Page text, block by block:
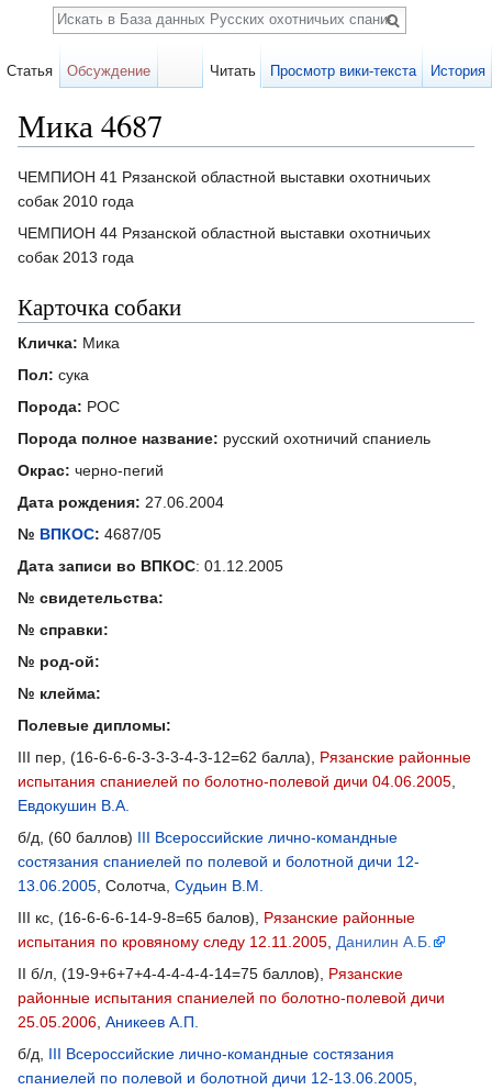
Мика 4687
ЧЕМПИОН 41 Рязанской областной выставки охотничьих
собак 2010 года
ЧЕМПИОН 44 Рязанской областной выставки охотничьих
собак 2013 года
Карточка собаки
Кличка: Мика
Пол: сука
Порода: РОС
Порода полное название: русский охотничий спаниель
Окрас: черно-пегий
Дата рождения: 27.06.2004
№ ВПКОС: 4687/05
Дата записи во ВПКОС: 01.12.2005
№ свидетельства:
№ справки:
№ род-ой:
№ клейма:
Полевые дипломы:
III пер, (16-6-6-6-3-3-3-4-3-12=62 балла), Рязанские районные
испытания спаниелей по болотно-полевой дичи 04.06.2005,
Евдокушин В.А.
б/д, (60 баллов) III Всероссийские лично-командные
состязания спаниелей по полевой и болотной дичи 12-
13.06.2005, Солотча, Судьин В.М.
III кс, (16-6-6-6-14-9-8=65 балов), Рязанские районные
испытания по кровяному следу 12.11.2005, Данилин А.Б.
II б/л, (19-9+6+7+4-4-4-4-4-14=75 баллов), Рязанские
районные испытания спаниелей по болотно-полевой дичи
25.05.2006, Аникеев А.П.
б/д, III Всероссийские лично-командные состязания
спаниелей по полевой и болотной дичи 12-13.06.2005,
Статья Обсуждение Читать Просмотр вики-текста История
Поиск